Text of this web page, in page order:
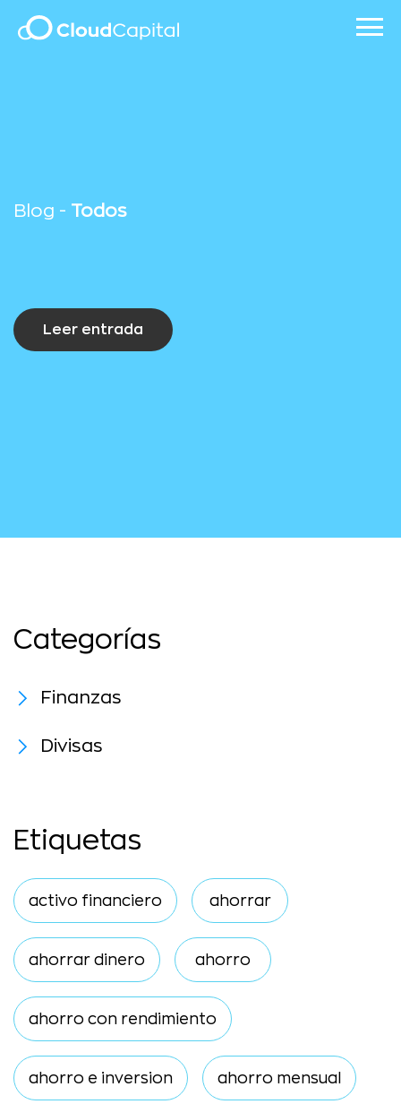
Blog - Todos
Leer entrada
Categorías
Finanzas
Divisas
Etiquetas
activo financiero ahorrar
ahorrar dinero ahorro
ahorro con rendimiento
ahorro e inversion ahorro mensual